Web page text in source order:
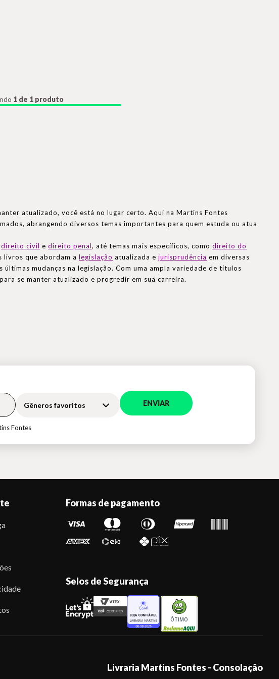
1 de 1 produto
atualizado, você está no lugar certo. Aqui na Martins Fontes
abrangendo diversos temas importantes para quem estuda ou atua
direito civil e direito penal, até temas mais específicos, como direito do
livros que abordam a legislação atualizada e jurisprudência em diversas
mudanças na legislação. Com uma ampla variedade de títulos
se manter atualizado e progredir em sua carreira.
Gêneros favoritos ENVIAR
Fontes
Formas de pagamento
Selos de Segurança
ÓTIMO
Livraria Martins Fontes - Consolação